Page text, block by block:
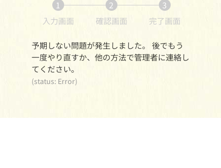
1
入力画面
2
確認画面
3
完了画面
予期しない問題が発生しました。 後でもう
一度やり直すか、他の方法で管理者に連絡し
てください。
(status: Error)